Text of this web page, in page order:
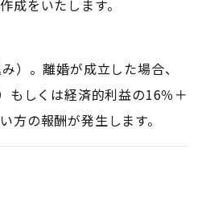
成をいたします。
）。離婚が成立した場合、
もしくは経済的利益の16％＋
方の報酬が発生します。